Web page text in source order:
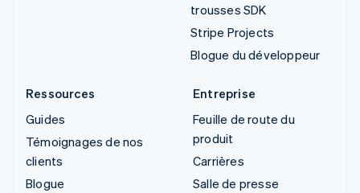
trousses SDK
Stripe Projects
Blogue du développeur
Ressources
Guides
Témoignages de nos
clients
Blogue
Entreprise
Feuille de route du
produit
Carrières
Salle de presse